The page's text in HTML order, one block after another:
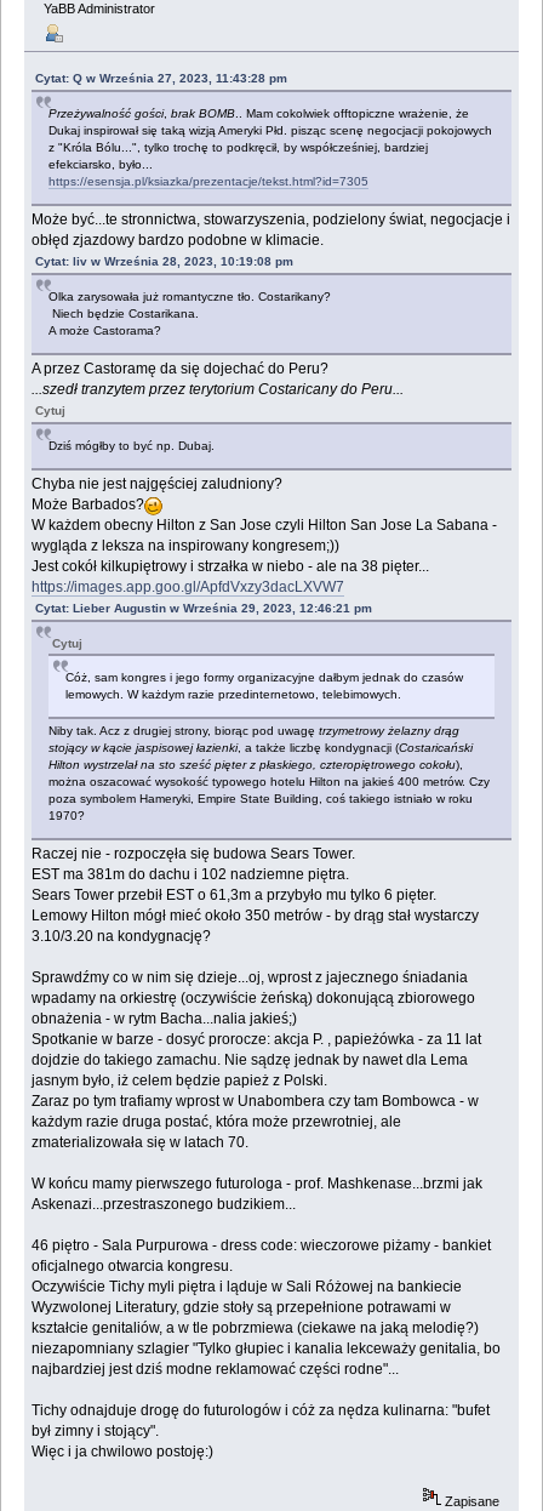
YaBB Administrator
Cytat: Q w Września 27, 2023, 11:43:28 pm
Przeżywalność gości,brak BOMB .. Mam cokolwiek offtopiczne wrażenie, że
Dukaj inspirował się taką wizją Ameryki Płd. pisząc scenę negocjacji pokojowych
z "Króla Bólu...", tylko trochę to podkręcił, by współcześniej, bardziej
efekciarsko, było...
https://esensja.pl/ksiazka/prezentacje/tekst.html?id=7305
Może być...te stronnictwa, stowarzyszenia, podzielony świat, negocjacje i
obłęd zjazdowy bardzo podobne w klimacie.
Cytat: liv w Września 28, 2023, 10:19:08 pm
Olka zarysowała już romantyczne tło. Costarikany?
Niech będzie Costarikana.
A może Castorama?
A przez Castoramę da się dojechać do Peru?
...szedł tranzytem przez terytorium Costaricany do Peru...
Cytuj
Dziś mógłby to być np. Dubaj.
Chyba nie jest najgęściej zaludniony?
Może Barbados?
W każdem obecny Hilton z San Jose czyli Hilton San Jose La Sabana -
wygląda z leksza na inspirowany kongresem;))
Jest cokół kilkupiętrowy i strzałka w niebo - ale na 38 pięter...
https://images.app.goo.gl/ApfdVxzy3dacLXVW7
Cytat: Lieber Augustin w Września 29, 2023, 12:46:21 pm
Cytuj
Cóż, sam kongres i jego formy organizacyjne dałbym jednak do czasów
lemowych. W każdym razie przedinternetowo, telebimowych.
Niby tak. Acz z drugiej strony, biorąc pod uwagętrzymetrowy żelazny drąg
stojący w kącie jaspisowej łazienki, a także liczbę kondygnacji (Costaricański
Hilton wystrzelał na sto sześć pięter z płaskiego, czteropiętrowego cokołu),
można oszacować wysokość typowego hotelu Hilton na jakieś 400 metrów. Czy
poza symbolem Hameryki, Empire State Building, coś takiego istniało w roku
1970?
Raczej nie - rozpoczęła się budowa Sears Tower.
EST ma 381m do dachu i 102 nadziemne piętra.
Sears Tower przebił EST o 61,3m a przybyło mu tylko 6 pięter.
Lemowy Hilton mógł mieć około 350 metrów - by drąg stał wystarczy
3.10/3.20 na kondygnację?
Sprawdźmy co w nim się dzieje...oj, wprost z jajecznego śniadania
wpadamy na orkiestrę (oczywiście żeńską) dokonującą zbiorowego
obnażenia - w rytm Bacha...nalia jakieś;)
Spotkanie w barze - dosyć prorocze: akcja P. , papieżówka - za 11 lat
dojdzie do takiego zamachu. Nie sądzę jednak by nawet dla Lema
jasnym było, iż celem będzie papież z Polski.
Zaraz po tym trafiamy wprost w Unabombera czy tam Bombowca - w
każdym razie druga postać, która może przewrotniej, ale
zmaterializowała się w latach 70.
W końcu mamy pierwszego futurologa - prof. Mashkenase...brzmi jak
Askenazi...przestraszonego budzikiem...
46 piętro - Sala Purpurowa - dress code: wieczorowe piżamy - bankiet
oficjalnego otwarcia kongresu.
Oczywiście Tichy myli piętra i ląduje w Sali Różowej na bankiecie
Wyzwolonej Literatury, gdzie stoły są przepełnione potrawami w
kształcie genitaliów, a w tle pobrzmiewa (ciekawe na jaką melodię?)
niezapomniany szlagier "Tylko głupiec i kanalia lekceważy genitalia, bo
najbardziej jest dziś modne reklamować części rodne"...
Tichy odnajduje drogę do futurologów i cóż za nędza kulinarna: "bufet
był zimny i stojący".
Więc i ja chwilowo postoję:)
Zapisane